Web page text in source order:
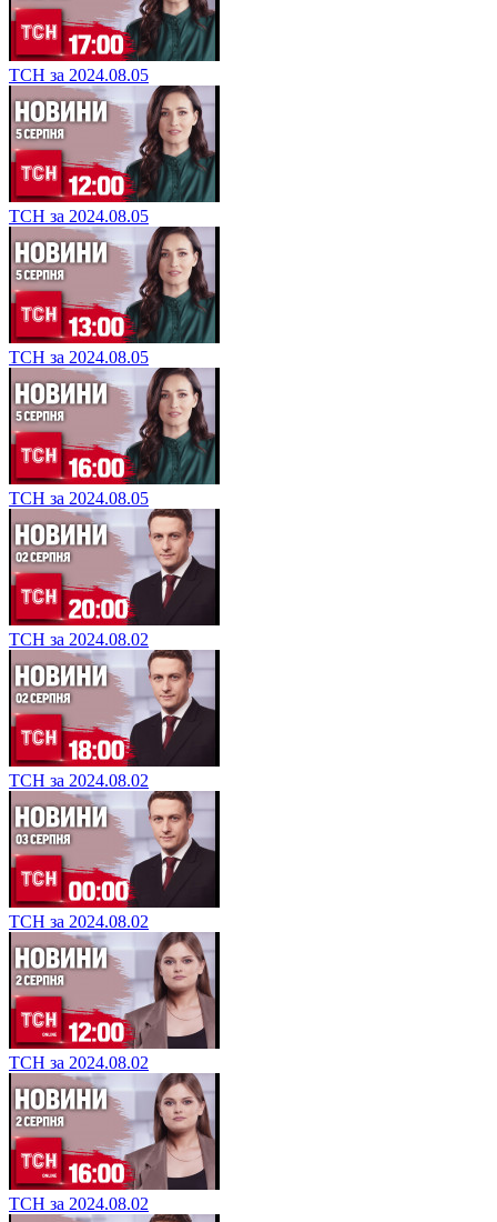
ТСН за 2024.08.05
ТСН за 2024.08.05
ТСН за 2024.08.05
ТСН за 2024.08.05
ТСН за 2024.08.02
ТСН за 2024.08.02
ТСН за 2024.08.02
ТСН за 2024.08.02
ТСН за 2024.08.02